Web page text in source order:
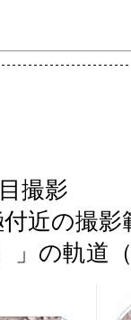
撮影
の撮影
」の軌道